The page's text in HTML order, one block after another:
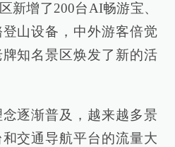
新增了200台AI畅游宝、
山设备，中外游客倍觉
知名景区焕发了新的活
逐渐普及，越来越多景
交通导航平台的流量大